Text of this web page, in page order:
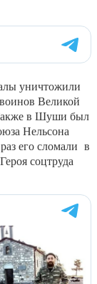
уничтожили
Великой
в Шуши был
Нельсона
его сломали в
соцтруда